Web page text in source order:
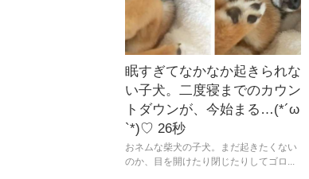
眠すぎてなかなか起きられな
い子犬。二度寝までのカウン
トダウンが、今始まる…(*´ω
`*)♡ 26秒
おネムな柴犬の子犬。まだ起きたくない
のか、目を開けたり閉じたりしてゴロ...